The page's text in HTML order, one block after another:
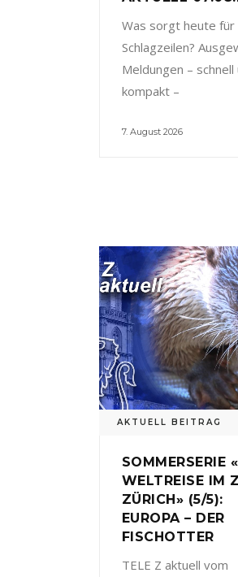
Was sorgt heute für
Schlagzeilen?
Meldungen – schnell
kompakt –
7. August 2026
AKTUELL BEITRAG
SOMMERSERIE
WELTREISE IM
ZÜRICH» (5/5):
EUROPA – DER
FISCHOTTER
TELE Z aktuell vom